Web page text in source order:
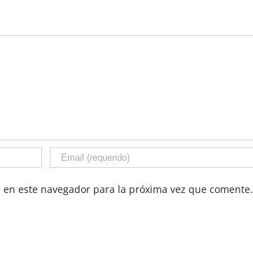
este navegador para la próxima vez que comente.